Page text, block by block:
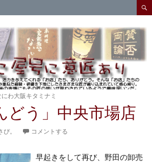
にわ大阪キタミナミ
どう」中央市場店
ぴ。 コメントする
早起きをして再び、野田の卸売